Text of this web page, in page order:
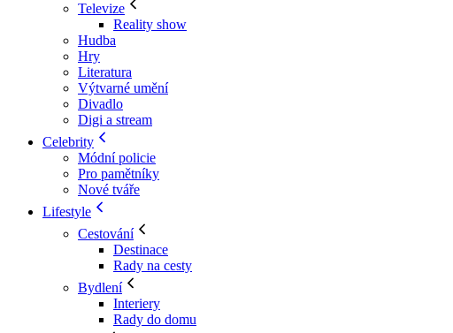
Televize
Reality show
Hudba
Hry
Literatura
Výtvarné umění
Divadlo
Digi a stream
Celebrity
Módní policie
Pro pamětníky
Nové tváře
Lifestyle
Cestování
Destinace
Rady na cesty
Bydlení
Interiery
Rady do domu